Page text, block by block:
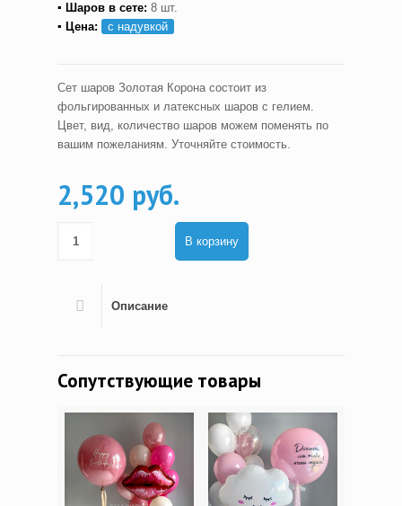
▪ Шаров в сете: 8 шт.
▪ Цена:
с надувкой
Сет шаров Золотая Корона состоит из
фольгированных и латексных шаров с гелием.
Цвет, вид, количество шаров можем поменять по
вашим пожеланиям. Уточняйте стоимость.
2,520 руб.
В корзину
Описание
Сопутствующие товары